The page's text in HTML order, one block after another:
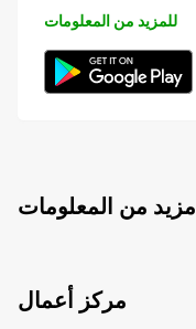
للمزيد من المعلومات
مزيد من المعلومات
مركز أعمال